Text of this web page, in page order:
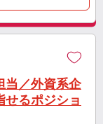
当／外資系企
せるポジショ